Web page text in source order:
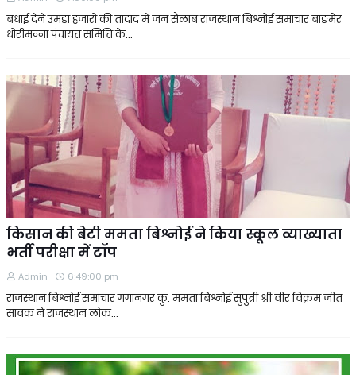
बधाई देने उमड़ा हजारो की तादाद में जन सैलाब राजस्थान बिश्नोई समाचार बाङमेर
धोरीमन्ना पंचायत समिति के…
किसान की बेटी ममता बिश्नोई ने किया स्कूल व्याख्याता
भर्ती परीक्षा में टॉप
Admin 6:49:00 pm
राजस्थान बिश्नोई समाचार गंगानगर कु. ममता बिश्नोई सुपुत्री श्री वीर विक्रम जीत
सांवक ने राजस्थान लोक…